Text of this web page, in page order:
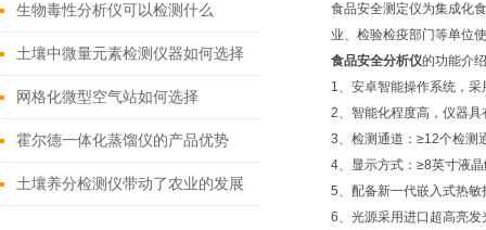
生物毒性分析仪可以检测什么
土壤中微量元素检测仪器如何选择
网格化微型空气站如何选择
霍尔德一体化蒸馏仪的产品优势
土壤养分检测仪带动了农业的发展
食品安全测定仪为集成化
业、检验检疫部门等单位
食品安全分析仪的功能介
1、安卓智能操作系统，
2、智能化程度高，仪器
3、检测通道：≥12个检测
4、显示方式：≥8英寸液
5、配备新一代嵌入式热
6、光源采用进口超高亮